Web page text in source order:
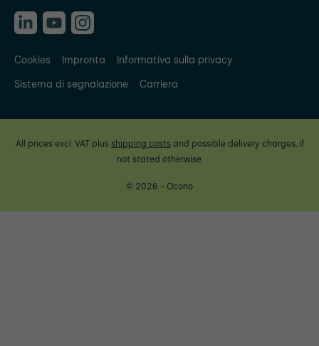
Cookies Impronta
Informativa sulla privacy
Sistema di segnalazione
Carriera
All prices excl. VAT plus shipping costsand possible delivery charges, if
not stated otherwise.
© 2026 - Ocono